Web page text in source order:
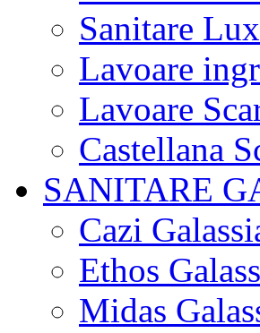
Sanitare
Lavoare
Lavoare
Castellana
SANITARE
Cazi
Ethos
Midas